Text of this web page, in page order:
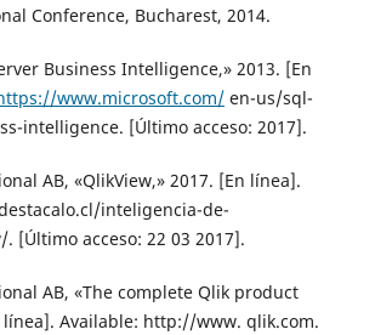
Conference, Bucharest, 2014.
Business Intelligence,» 2013. [En
www.microsoft.com/en-us/sql-
intelligence. [Último acceso: 2017].
AB, «QlikView,» 2017. [En línea].
inteligencia-de-
[Último acceso: 22 03 2017].
AB, «The complete Qlik product
línea]. Available: http://www. qlik.com.